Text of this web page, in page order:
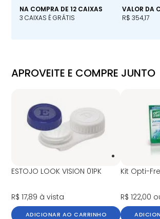
NA COMPRA DE 12 CAIXAS
3 CAIXAS É GRÁTIS
VALOR DA
R$ 354,17
APROVEITE E COMPRE JUNTO
ESTOJO LOOK VISION 01PK
R$ 17,89 à vista
ADICIONAR AO CARRINHO
Kit Opti-
R$ 122,00